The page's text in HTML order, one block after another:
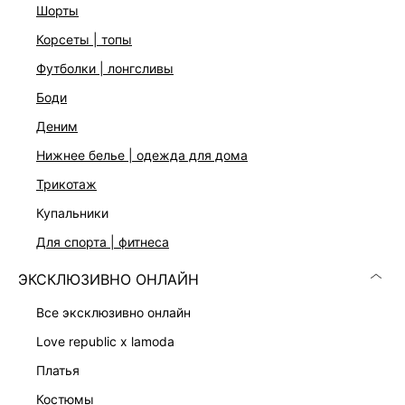
шорты
корсеты | топы
футболки | лонгсливы
боди
деним
нижнее белье | одежда для дома
трикотаж
купальники
для спорта | фитнеса
ЭКСКЛЮЗИВНО ОНЛАЙН
все эксклюзивно онлайн
love republic x lamoda
платья
костюмы
Шлевки для ремня
Функциональные карманы
Застежка на молнию и пуговицу
Цвет: серый
На модели размер 44. Крой модели соответствует
стандартному размеру
ДОСТАВКА И ВОЗВРАТ
Подробные условия доставки и возврата